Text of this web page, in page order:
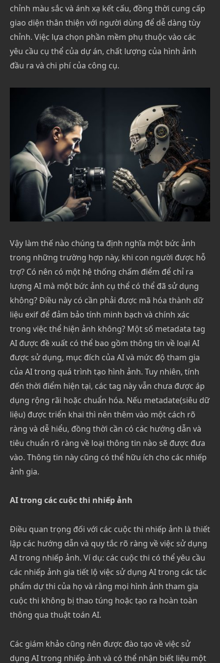
chỉnh màu sắc và ánh xạ kết cấu, đồng thời cung cấp
giao diện thân thiện với người dùng để dễ dàng tùy
chỉnh. Việc lựa chọn phần mềm phụ thuộc vào các
yêu cầu cụ thể của dự án, chất lượng của hình ảnh
đầu ra và chi phí của công cụ.
Vậy làm thế nào chúng ta định nghĩa một bức ảnh
trong những trường hợp này, khi con người được hỗ
trợ? Có nên có một hệ thống chấm điểm để chỉ ra
lượng AI mà một bức ảnh cụ thể có thể đã sử dụng
không? Điều này có cần phải được mã hóa thành dữ
liệu exif để đảm bảo tính minh bạch và chính xác
trong việc thể hiện ảnh không? Một số metadata tag
AI được đề xuất có thể bao gồm thông tin về loại AI
được sử dụng, mục đích của AI và mức độ tham gia
của AI trong quá trình tạo hình ảnh. Tuy nhiên, tính
đến thời điểm hiện tại, các tag này vẫn chưa được áp
dụng rộng rãi hoặc chuẩn hóa. Nếu metadate(siêu dữ
liệu) được triển khai thì nên thêm vào một cách rõ
ràng và dễ hiểu, đồng thời cần có các hướng dẫn và
tiêu chuẩn rõ ràng về loại thông tin nào sẽ được đưa
vào. Thông tin này cũng có thể hữu ích cho các nhiếp
ảnh gia.
AI trong các cuộc thi nhiếp ảnh
Điều quan trọng đối với các cuộc thi nhiếp ảnh là thiết
lập các hướng dẫn và quy tắc rõ ràng về việc sử dụng
AI trong nhiếp ảnh. Ví dụ: các cuộc thi có thể yêu cầu
các nhiếp ảnh gia tiết lộ việc sử dụng AI trong các tác
phẩm dự thi của họ và rằng mọi hình ảnh tham gia
cuộc thi không bị thao túng hoặc tạo ra hoàn toàn
thông qua thuật toán AI.
Các giám khảo cũng nên được đào tạo về việc sử
dụng AI trong nhiếp ảnh và có thể nhận biết liệu một